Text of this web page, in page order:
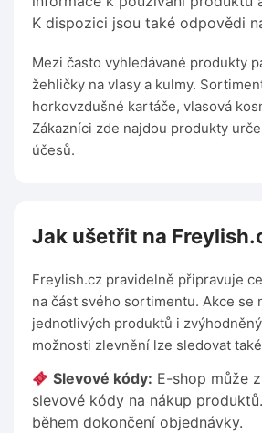
K dispozici jsou také odpovědi
Mezi často vyhledávané produkty
žehličky na vlasy a kulmy.
horkovzdušné kartáče, vlasová
Zákazníci zde najdou produkty
účesů.
Jak ušetřit na
Freylish.cz pravidelně připravuje
na část svého sortimentu. Akce se
jednotlivých produktů i
možnosti zlevnění lze sledovat
Slevové kódy: E-shop může
slevové kódy na nákup
během dokončení objednávky.